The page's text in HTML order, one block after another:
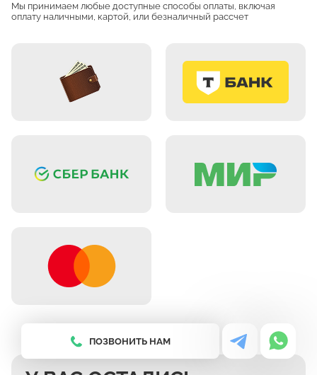
Мы принимаем любые доступные способы оплаты, включая
оплату наличными, картой, или безналичный рассчет
ПОЗВОНИТЬ НАМ